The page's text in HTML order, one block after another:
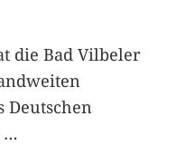
die Bad Vilbeler
Deutschen
…